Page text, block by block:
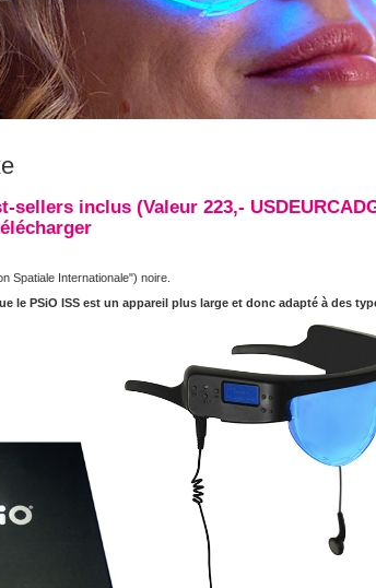
sellers inclus (Valeur 223,- USDEURCAD
Spatiale Internationale") noire.
le PSiO ISS est un appareil plus large et donc adapté à des